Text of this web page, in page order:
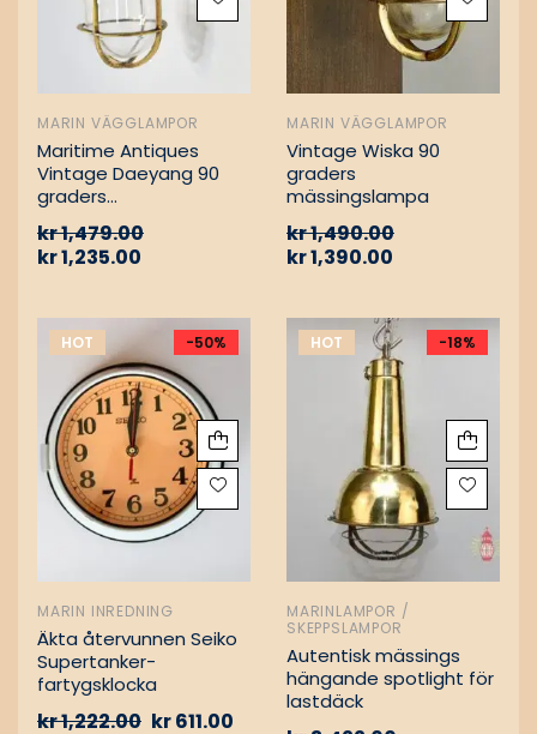
MARIN VÄGGLAMPOR
Maritime Antiques
Vintage Daeyang 90
graders
kr1,479.00
kr1,235.00
MARIN VÄGGLAMPOR
Vintage Wiska 90
graders
mässingslampa
kr1,490.00
kr1,390.00
HOT -50%
MARIN INREDNING
Äkta återvunnen Seiko
Supertanker-
fartygsklocka
kr1,222.00 kr611.00
HOT -18%
MARINLAMPOR /
SKEPPSLAMPOR
Autentisk mässings
hängande spotlight för
lastdäck